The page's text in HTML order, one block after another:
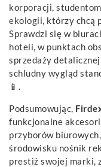
korporacji,
ekologii, którzy chcą
Sprawdzi się w
hoteli, w punktach
sprzedaży
schludny wygląd
📱.
Podsumowując,
funkcjonalne
przyborów
środowisku nośnik
prestiż swojej marki,